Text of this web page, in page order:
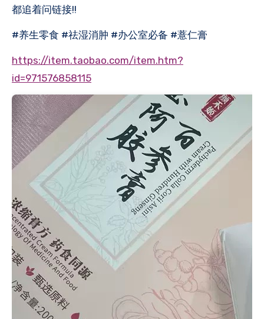
都追着问链接!!
#养生零食 #祛湿消肿 #办公室必备 #薏仁膏
https://item.taobao.com/item.htm?
id=971576858115